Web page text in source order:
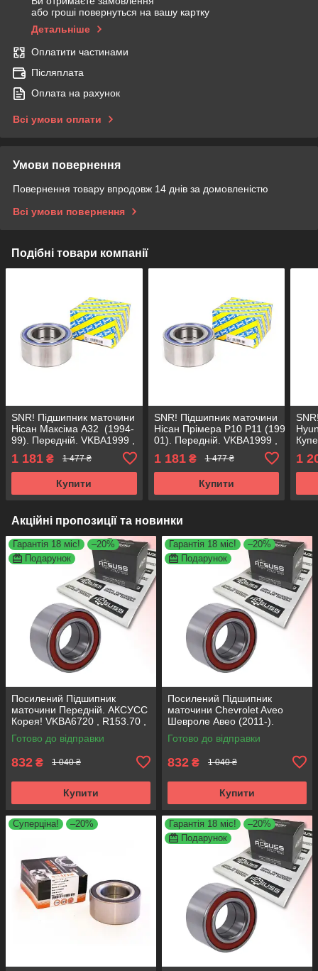
або гроші повернуться на вашу картку
Детальніше
Оплатити частинами
Післяплата
Оплата на рахунок
Всі умови оплати
Умови повернення
Повернення товару впродовж 14 днів за домовленістю
Всі умови повернення
Подібні товари компанії
SNR! Підшипник маточини
Нісан Максіма A32 (1994-
99). Передній. VKBA1999 ,
Франція!
1 181 ₴ 1 477 ₴
Купити
SNR! Підшипник маточини
Нісан Прімера P10 P11 (1990-
01). Передній. VKBA1999 ,
Франція!
1 181₴ 1 477 ₴
Купити
1
Акційні пропозиції та новинки
Гарантія 18 міс!
–20%
Подарунок
Посилений Підшипник
маточини Передній. АКСУСС
Корея! VKBA6720 , R153.70 ,
713644970
Готово до відправки
832 ₴ 1 040 ₴
Купити
Гарантія 18 міс!
–20%
Подарунок
Посилений Підшипник
маточини Chevrolet Aveo
Шевроле Авео (2011-).
Передній. АКСУСС Корея!
VKBA6720 , R153.70 ,
Готово до відправки
832 ₴ 1 040 ₴
Купити
Суперціна! –20% Гарантія 18 міс!
–20%
Подарунок